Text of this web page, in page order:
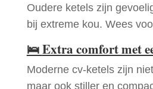
Oudere ketels zijn
bij extreme kou. Wees
🛌Extra comfort met
Moderne cv-ketels zijn
maar ook stiller en